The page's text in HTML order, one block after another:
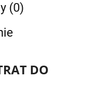
(0)
DO